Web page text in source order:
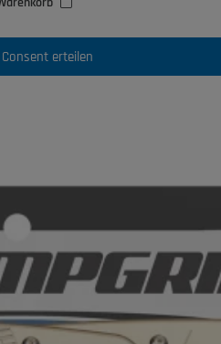
Consent erteilen